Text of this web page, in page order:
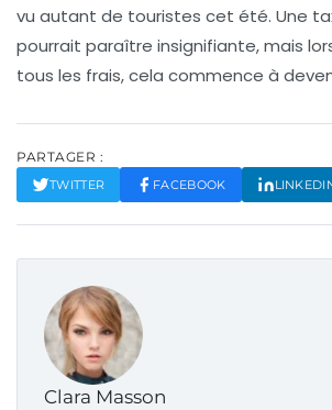
vu autant de touristes cet été. Une
pourrait paraître insignifiante, mais
tous les frais, cela commence à
PARTAGER :
TWITTER FACEBOOK
Clara Masson